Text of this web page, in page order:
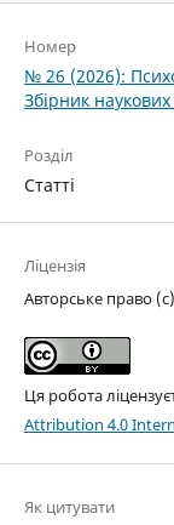
Номер
№ 26 (2026):
Збірник
Розділ
Статті
Ліцензія
Авторське право
Ця робота
Attribution 4.0
Як цитувати